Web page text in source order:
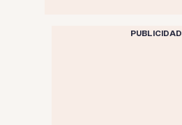
PUBLICIDAD